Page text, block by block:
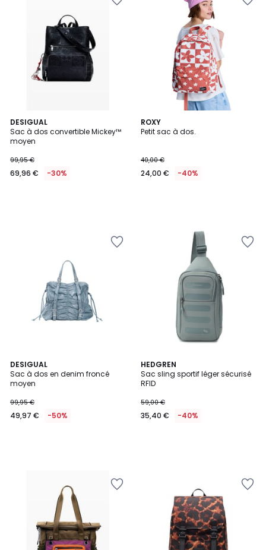
DESIGUAL
Sac à dos convertible Mickey™
moyen
99,95 €
69,96 € -30%
ROXY
Petit sac à dos.
40,00 €
24,00 € -40%
DESIGUAL
Sac à dos en denim froncé
moyen
99,95 €
49,97 € -50%
HEDGREN
Sac sling sportif léger sécurisé
RFID
59,00 €
35,40 € -40%